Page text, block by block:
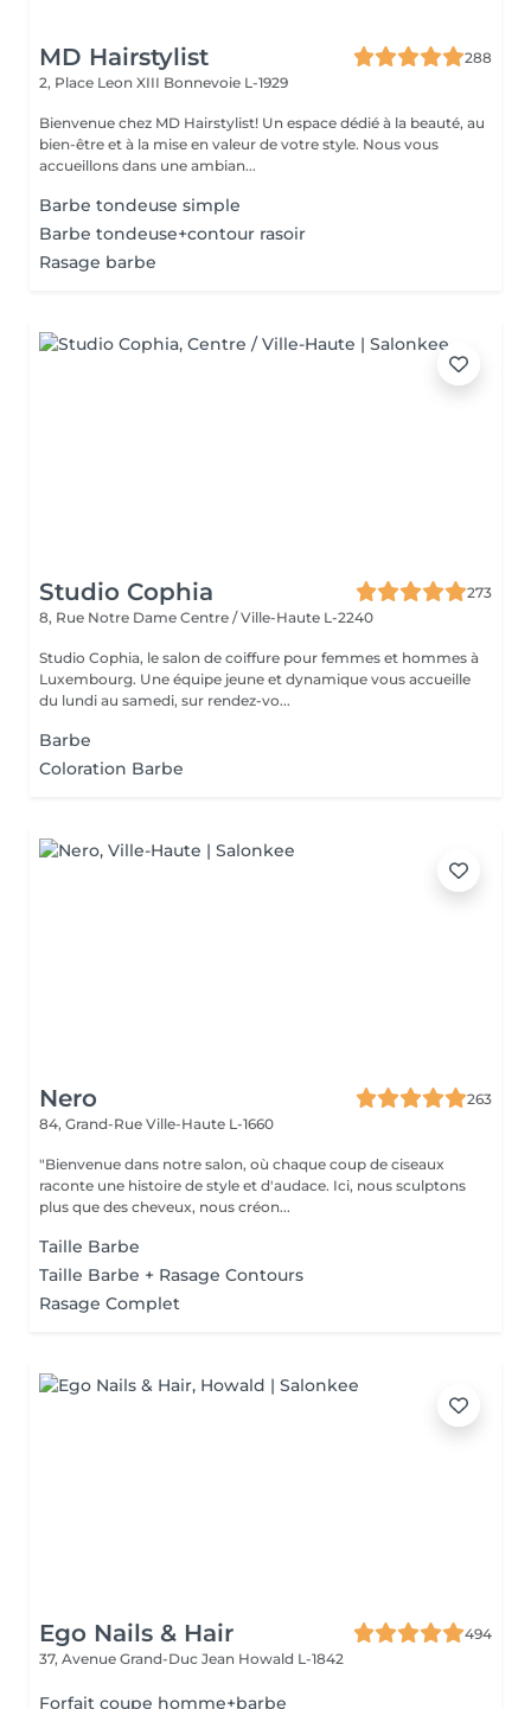
MD Hairstylist
288
2, Place Leon XIII Bonnevoie L-1929
Bienvenue chez MD Hairstylist! Un espace dédié à la beauté, au
bien-être et à la mise en valeur de votre style. Nous vous
accueillons dans une ambian...
Barbe tondeuse simple
Barbe tondeuse+contour rasoir
Rasage barbe
Studio Cophia
273
8, Rue Notre Dame Centre / Ville-Haute L-2240
Studio Cophia, le salon de coiffure pour femmes et hommes à
Luxembourg. Une équipe jeune et dynamique vous accueille
du lundi au samedi, sur rendez-vo...
Barbe
Coloration Barbe
Nero
263
84, Grand-Rue Ville-Haute L-1660
"Bienvenue dans notre salon, où chaque coup de ciseaux
raconte une histoire de style et d'audace. Ici, nous sculptons
plus que des cheveux, nous créon...
Taille Barbe
Taille Barbe + Rasage Contours
Rasage Complet
Ego Nails & Hair
494
37, Avenue Grand-Duc Jean Howald L-1842
Forfait coupe homme+barbe